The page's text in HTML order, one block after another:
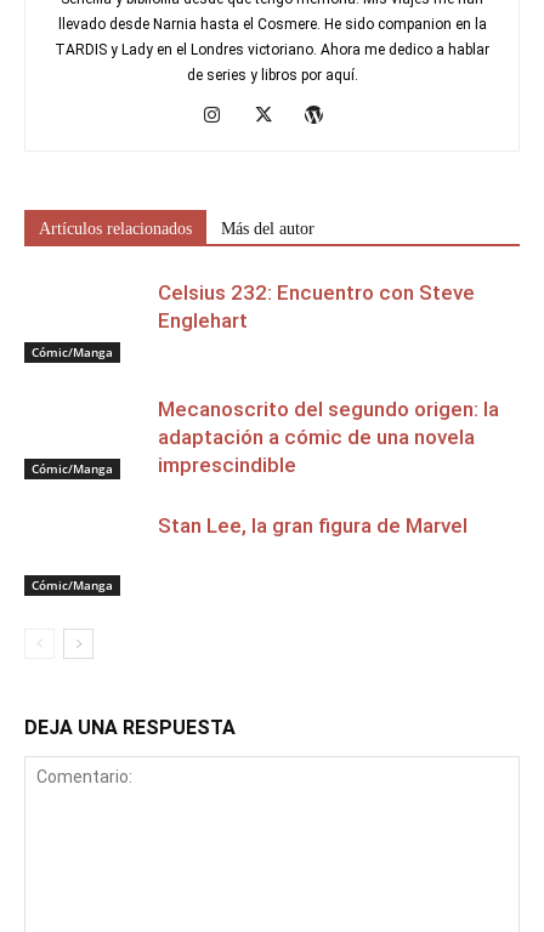
llevado desde Narnia hasta el Cosmere. He sido companion en la
TARDIS y Lady en el Londres victoriano. Ahora me dedico a hablar
de series y libros por aquí.
Artículos relacionados Más del autor
Cómic/Manga
Celsius 232: Encuentro con Steve
Englehart
Cómic/Manga
Mecanoscrito del segundo origen: la
adaptación a cómic de una novela
imprescindible
Cómic/Manga
Stan Lee, la gran figura de Marvel
DEJA UNA RESPUESTA